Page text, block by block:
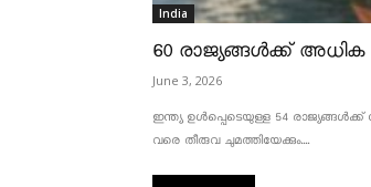
India
60 രാജ്യങ്ങൾക്ക് അധിക
June 3, 2026
ഇന്ത്യ ഉൾപ്പെടെയുള്ള 54 രാജ്യങ്ങൾക്ക്
വരെ തീരുവ ചുമത്തിയേക്കും....